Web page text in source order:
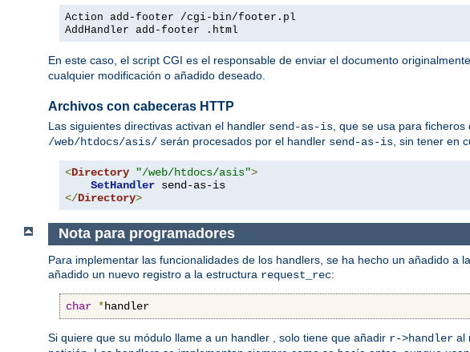
Action add-footer /cgi-bin/footer.pl
AddHandler add-footer .html
En este caso, el script CGI es el responsable de enviar el documento
cualquier modificación o añadido deseado.
Archivos con cabeceras HTTP
Las siguientes directivas activan el handler send-as-is, que se usa para ficheros
/web/htdocs/asis/ serán procesados por el handler send-as-is, sin tener en
<Directory "/web/htdocs/asis">
SetHandler
</Directory>
Nota para programadores
Para implementar las funcionalidades de los handlers, se ha hecho un añadido a la
añadido un nuevo registro a la estructura request_rec:
char *handler
Si quiere que su módulo llame a un handler , solo tiene que añadir r->handler al